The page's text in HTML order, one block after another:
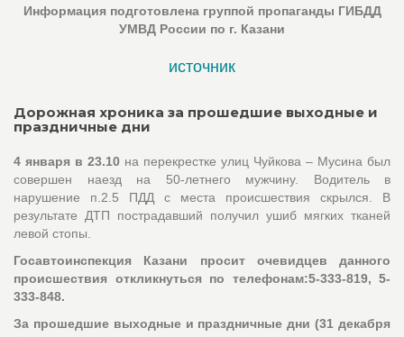
Информация подготовлена группой пропаганды ГИБДД
УМВД России по г. Казани
источник
Дорожная хроника за прошедшие выходные и
праздничные дни
4 января в 23.10 на перекрестке улиц Чуйкова – Мусина был
совершен наезд на 50-летнего мужчину. Водитель в
нарушение п.2.5 ПДД с места происшествия скрылся. В
результате ДТП пострадавший получил ушиб мягких тканей
левой стопы.
Госавтоинспекция Казани просит очевидцев данного
происшествия откликнуться по телефонам:5-333-819, 5-
333-848.
За прошедшие выходные и праздничные дни (31 декабря